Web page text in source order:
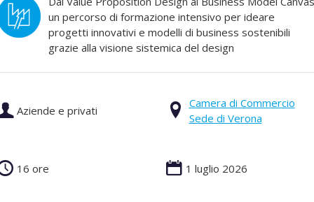
un percorso di formazione intensivo per ideare
progetti innovativi e modelli di business sostenibili
grazie alla visione sistemica del design
Aziende e privati
Camera di Commercio
Sede di Verona
16 ore 1 luglio 2026